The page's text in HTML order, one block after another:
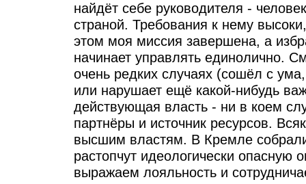
найдёт себе руководителя -
страной. Требования к нему
этом моя миссия завершена, а
начинает управлять единолично.
очень редких случаях (сошёл с
или нарушает ещё какой-нибудь
действующая власть - ни в коем
партнёры и источник ресурсов.
высшим властям. В Кремле
растопчут идеологически опасную
выражаем лояльность и